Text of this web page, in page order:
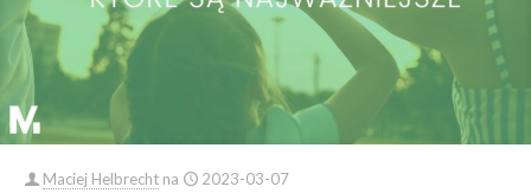
Maciej Helbrecht na 2023-03-07